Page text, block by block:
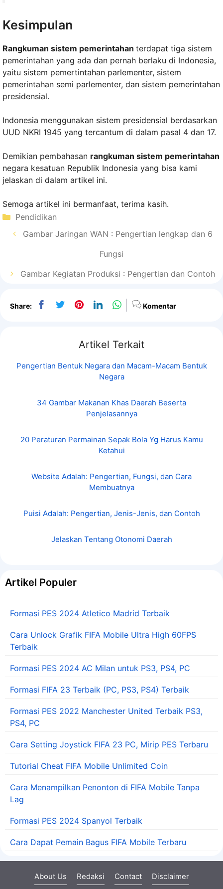
Kesimpulan
Rangkuman sistem pemerintahan terdapat tiga sistem
pemerintahan yang ada dan pernah berlaku di Indonesia,
yaitu sistem pemertintahan parlementer, sistem
pemerintahan semi parlementer, dan sistem pemerintahan
presidensial.
Indonesia menggunakan sistem presidensial berdasarkan
UUD NKRI 1945 yang tercantum di dalam pasal 4 dan 17.
Demikian pembahasan rangkuman sistem pemerintahan
negara kesatuan Republik Indonesia yang bisa kami
jelaskan di dalam artikel ini.
Semoga artikel ini bermanfaat, terima kasih.
Kategori
Pendidikan
Gambar Jaringan WAN : Pengertian lengkap dan 6
Fungsi
Gambar Kegiatan Produksi : Pengertian dan Contoh
Share: Komentar
Artikel Terkait
Pengertian Bentuk Negara dan Macam-Macam Bentuk
Negara
34 Gambar Makanan Khas Daerah Beserta
Penjelasannya
20 Peraturan Permainan Sepak Bola Yg Harus Kamu
Ketahui
Website Adalah: Pengertian, Fungsi, dan Cara
Membuatnya
Puisi Adalah: Pengertian, Jenis-Jenis, dan Contoh
Jelaskan Tentang Otonomi Daerah
Artikel Populer
Formasi PES 2024 Atletico Madrid Terbaik
Cara Unlock Grafik FIFA Mobile Ultra High 60FPS
Terbaik
Formasi PES 2024 AC Milan untuk PS3, PS4, PC
Formasi FIFA 23 Terbaik (PC, PS3, PS4) Terbaik
Formasi PES 2022 Manchester United Terbaik PS3,
PS4, PC
Cara Setting Joystick FIFA 23 PC, Mirip PES Terbaru
Tutorial Cheat FIFA Mobile Unlimited Coin
Cara Menampilkan Penonton di FIFA Mobile Tanpa
Lag
Formasi PES 2024 Spanyol Terbaik
Cara Dapat Pemain Bagus FIFA Mobile Terbaru
About Us Redaksi Contact Disclaimer